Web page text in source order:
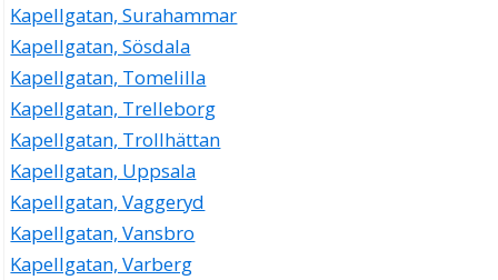
Kapellgatan, Surahammar
Kapellgatan, Sösdala
Kapellgatan, Tomelilla
Kapellgatan, Trelleborg
Kapellgatan, Trollhättan
Kapellgatan, Uppsala
Kapellgatan, Vaggeryd
Kapellgatan, Vansbro
Kapellgatan, Varberg